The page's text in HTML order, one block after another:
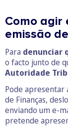
Como agir
emissão
Para denunciar
o facto junto de
Autoridade
Pode apresentar
de Finanças,
enviando um e-
pretende